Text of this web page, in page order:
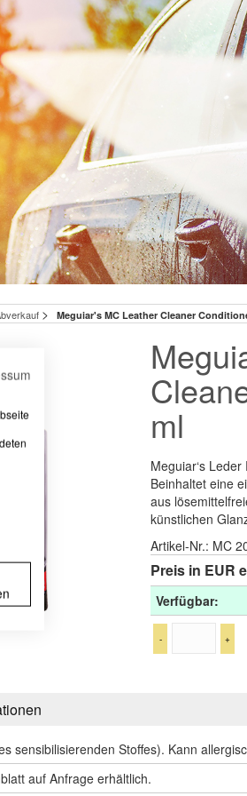
> Meguiar's MC Leather Cleaner
ml
Meguiar‘s
Beinhaltet eine
aus
künstlichen
Artikel-Nr.: MC
Preis in EUR
Verfügbar:
- +
sensibilisierenden Stoffes). Kann
auf Anfrage erhältlich.